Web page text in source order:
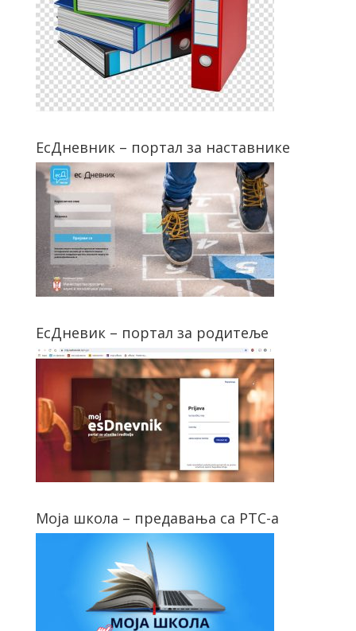
ЕсДневник – портал за наставнике
ЕсДневик – портал за родитеље
Моја школа – предавања са РТС-а